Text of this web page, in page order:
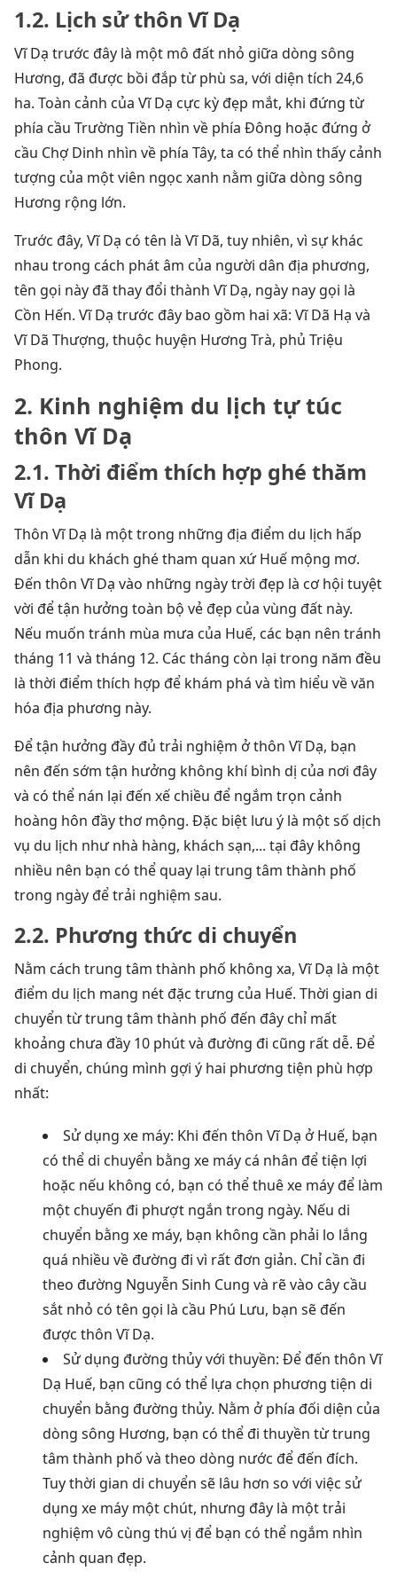
1.2. Lịch sử thôn Vĩ Dạ
Vĩ Dạ trước đây là một mô đất nhỏ giữa dòng sông
Hương, đã được bồi đắp từ phù sa, với diện tích 24,6
ha. Toàn cảnh của Vĩ Dạ cực kỳ đẹp mắt, khi đứng từ
phía cầu Trường Tiền nhìn về phía Đông hoặc đứng ở
cầu Chợ Dinh nhìn về phía Tây, ta có thể nhìn thấy cảnh
tượng của một viên ngọc xanh nằm giữa dòng sông
Hương rộng lớn.
Trước đây, Vĩ Dạ có tên là Vĩ Dã, tuy nhiên, vì sự khác
nhau trong cách phát âm của người dân địa phương,
tên gọi này đã thay đổi thành Vĩ Dạ, ngày nay gọi là
Cồn Hến. Vĩ Dạ trước đây bao gồm hai xã: Vĩ Dã Hạ và
Vĩ Dã Thượng, thuộc huyện Hương Trà, phủ Triệu
Phong.
2. Kinh nghiệm du lịch tự túc
thôn Vĩ Dạ
2.1. Thời điểm thích hợp ghé thăm
Vĩ Dạ
Thôn Vĩ Dạ là một trong những địa điểm du lịch hấp
dẫn khi du khách ghé tham quan xứ Huế mộng mơ.
Đến thôn Vĩ Dạ vào những ngày trời đẹp là cơ hội tuyệt
vời để tận hưởng toàn bộ vẻ đẹp của vùng đất này.
Nếu muốn tránh mùa mưa của Huế, các bạn nên tránh
tháng 11 và tháng 12. Các tháng còn lại trong năm đều
là thời điểm thích hợp để khám phá và tìm hiểu về văn
hóa địa phương này.
Để tận hưởng đầy đủ trải nghiệm ở thôn Vĩ Dạ, bạn
nên đến sớm tận hưởng không khí bình dị của nơi đây
và có thể nán lại đến xế chiều để ngắm trọn cảnh
hoàng hôn đầy thơ mộng. Đặc biệt lưu ý là một số dịch
vụ du lịch như nhà hàng, khách sạn,... tại đây không
nhiều nên bạn có thể quay lại trung tâm thành phố
trong ngày để trải nghiệm sau.
2.2. Phương thức di chuyển
Nằm cách trung tâm thành phố không xa, Vĩ Dạ là một
điểm du lịch mang nét đặc trưng của Huế. Thời gian di
chuyển từ trung tâm thành phố đến đây chỉ mất
khoảng chưa đầy 10 phút và đường đi cũng rất dễ. Để
di chuyển, chúng mình gợi ý hai phương tiện phù hợp
nhất:
Sử dụng xe máy: Khi đến thôn Vĩ Dạ ở Huế, bạn
có thể di chuyển bằng xe máy cá nhân để tiện lợi
hoặc nếu không có, bạn có thể thuê xe máy để làm
một chuyến đi phượt ngắn trong ngày. Nếu di
chuyển bằng xe máy, bạn không cần phải lo lắng
quá nhiều về đường đi vì rất đơn giản. Chỉ cần đi
theo đường Nguyễn Sinh Cung và rẽ vào cây cầu
sắt nhỏ có tên gọi là cầu Phú Lưu, bạn sẽ đến
được thôn Vĩ Dạ.
Sử dụng đường thủy với thuyền: Để đến thôn Vĩ
Dạ Huế, bạn cũng có thể lựa chọn phương tiện di
chuyển bằng đường thủy. Nằm ở phía đối diện của
dòng sông Hương, bạn có thể đi thuyền từ trung
tâm thành phố và theo dòng nước để đến đích.
Tuy thời gian di chuyển sẽ lâu hơn so với việc sử
dụng xe máy một chút, nhưng đây là một trải
nghiệm vô cùng thú vị để bạn có thể ngắm nhìn
cảnh quan đẹp.